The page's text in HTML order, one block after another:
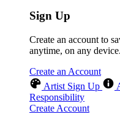
Sign Up
Create an account to
anytime, on any device.
Create an Account
Artist Sign Up
Responsibility
Create Account